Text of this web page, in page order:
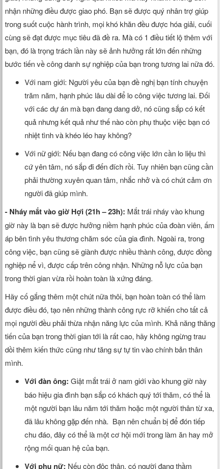
nhận những điều được giao phó. Bạn sẽ được quý nhân trợ giúp
trong suốt cuộc hành trình, mọi khó khăn đều được hóa giải, cuối
cùng sẽ đạt được mục tiêu đã đề ra. Mà có 1 điều tiết lộ thêm với
bạn, đó là trọng trách lần này sẽ ảnh hưởng rất lớn đến những
bước tiến về công danh sự nghiệp của bạn trong tương lai nữa đó.
Với nam giới: Người yêu của bạn đề nghị bạn tính chuyện
trăm năm, hạnh phúc lâu dài để lo công việc tương lai. Đối
với các dự án mà bạn đang dang dở, nó cũng sắp có kết
quả nhưng kết quả như thế nào còn phụ thuộc việc bạn có
nhiệt tình và khéo léo hay không?
Với nữ giới: Nếu bạn đang có công việc lớn cần lo liệu thì
cứ yên tâm, nó sắp đi đến đích rồi. Tuy nhiên bạn cũng cần
phải thường xuyên quan tâm, nhắc nhở và có chút cảm ơn
người đã giúp mình.
- Nháy mắt vào giờ Hợi (21h – 23h): Mắt trái nháy vào khung
giờ này là bạn sẽ được hưởng niềm hạnh phúc của đoàn viên, ấm
áp bên tình yêu thương chăm sóc của gia đình. Ngoài ra, trong
công việc, bạn cũng sẽ giành được nhiều thành công, được đồng
nghiệp nể vì, được cấp trên công nhận. Những nỗ lực của bạn
trong thời gian vừa rồi hoàn toàn là xứng đáng.
Hãy cố gắng thêm một chút nữa thôi, bạn hoàn toàn có thể làm
được điều đó, tạo nên những thành công rực rỡ khiến cho tất cả
mọi người đều phải thừa nhận năng lực của mình. Khả năng thăng
tiến của bạn trong thời gian tới là rất cao, hãy không ngừng trau
dồi thêm kiến thức cũng như tăng sự tự tin vào chính bản thân
mình.
Với đàn ông: Giật mắt trái ở nam giới vào khung giờ này
báo hiệu gia đình bạn sắp có khách quý tới thăm, có thể là
một người bạn lâu năm tới thăm hoặc một người thân từ xa,
đã lâu không gặp đến nhà. Bạn nên chuẩn bị để đón tiếp
chu đáo, đây có thể là một cơ hội mới trong làm ăn hay mở
rộng mối quan hệ của bạn.
Với phụ nữ: Nếu còn độc thân, có người đang thầm